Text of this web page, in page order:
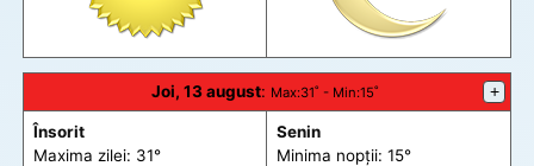
Joi, 13 august: Max:31˚ - Min:15˚ +
Însorit
Maxima zilei: 31°
Senin
Minima nopții: 15°